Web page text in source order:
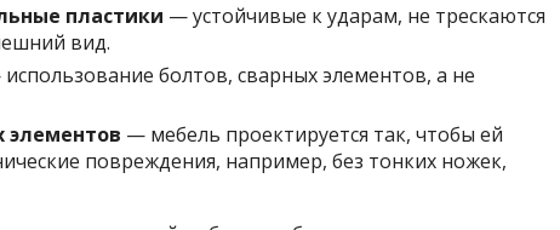
пластики — устойчивые к ударам, не трескаются
вид.
болтов, сварных элементов, а не
элементов — мебель проектируется так, чтобы ей
повреждения, например, без тонких ножек,